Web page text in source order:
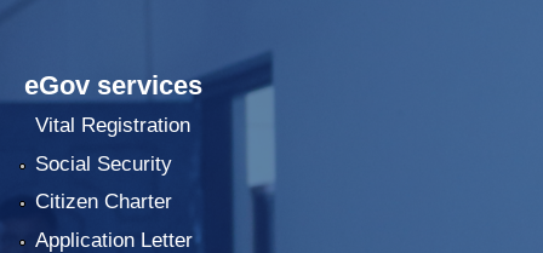
eGov services
Vital Registration
Social Security
Citizen Charter
Application Letter